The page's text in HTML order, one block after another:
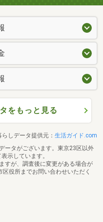
をもっと見る
らしデータ提供元： 生活ガイド.com
ータがございます。東京23区以外
示しています。
すが、調査後に変更がある場合が
役所までお問い合わせいただく